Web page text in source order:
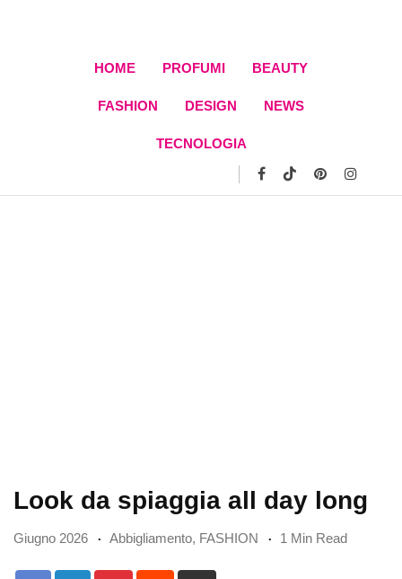
HOME PROFUMI BEAUTY
FASHION DESIGN NEWS
TECNOLOGIA
Look da spiaggia all day long
Giugno 2026 Abbigliamento, FASHION 1 Min Read